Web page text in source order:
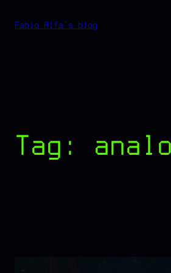
Fabio Alfa's blog
Tag: